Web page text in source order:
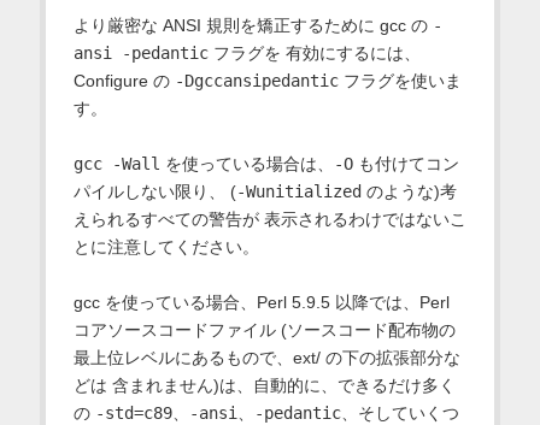
より厳密な ANSI 規則を矯正するために gcc の -
ansi -pedanticフラグを 有効にするには、
Configure の -Dgccansipedanticフラグを使いま
す。
gcc -Wall を使っている場合は、 -Oも付けてコン
パイルしない限り、 (-Wunitialized のような)考
えられるすべての警告が 表示されるわけではないこ
とに注意してください。
gcc を使っている場合、Perl 5.9.5 以降では、Perl
コアソースコードファイル (ソースコード配布物の
最上位レベルにあるもので、ext/ の下の拡張部分な
どは 含まれません)は、自動的に、できるだけ多く
の -std=c89、 -ansi -pedantic、そしていくつ